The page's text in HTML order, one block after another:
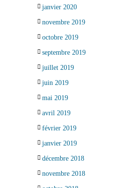
janvier 2020
novembre 2019
octobre 2019
septembre 2019
juillet 2019
juin 2019
mai 2019
avril 2019
février 2019
janvier 2019
décembre 2018
novembre 2018